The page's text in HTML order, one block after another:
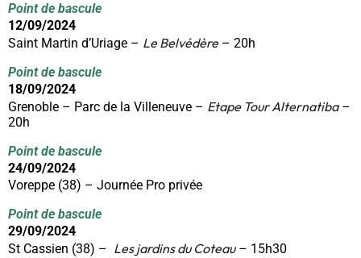
Point de bascule
12/09/2024
Saint Martin d’Uriage – Le Belvédère– 20h
Point de bascule
18/09/2024
Grenoble – Parc de la Villeneuve – Etape Tour Alternatiba–
20h
Point de bascule
24/09/2024
Voreppe (38) – Journée Pro privée
Point de bascule
29/09/2024
St Cassien (38) – Les jardins du Coteau– 15h30